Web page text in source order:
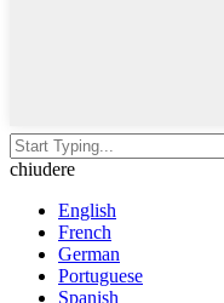
chiudere
English
French
German
Portuguese
Spanish